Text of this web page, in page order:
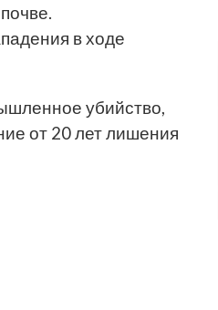
в ходе
убийство,
от 20 лет лишения